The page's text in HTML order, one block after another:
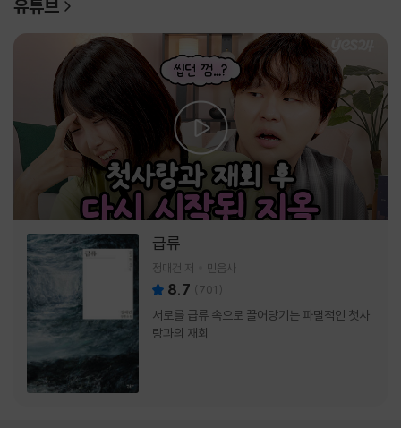
유튜브
급류
정대건 저 민음사
8.7 (701 )
서로를 급류 속으로 끌어당기는 파멸적인 첫사
랑과의 재회